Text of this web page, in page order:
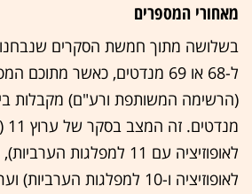
מאחורי המספרים
בשלושה מתוך חמשת הסקרים שנבחנו,
ל-68 או 69 מנדטים, כאשר